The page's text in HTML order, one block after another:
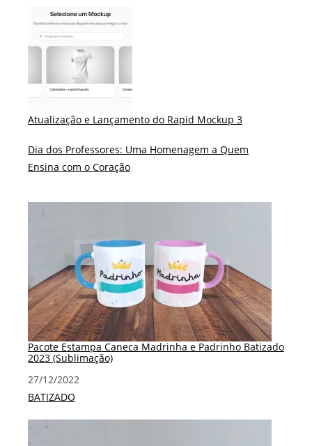
Atualização e Lançamento do Rapid Mockup 3
Dia dos Professores: Uma Homenagem a Quem
Ensina com o Coração
Pacote Estampa Caneca Madrinha e Padrinho Batizado
2023 (Sublimação)
Data
27/12/2022
Em relação a
BATIZADO